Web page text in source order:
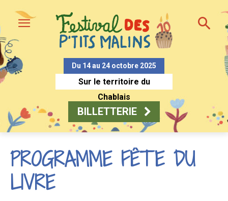
Du 14 au 24 octobre 2025
Sur le territoire du
Chablais
BILLETTERIE
PROGRAMME FÊTE DU
LIVRE